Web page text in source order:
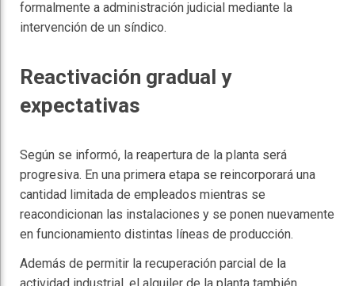
formalmente a administración judicial mediante la
intervención de un síndico.
Reactivación gradual y
expectativas
Según se informó, la reapertura de la planta será
progresiva. En una primera etapa se reincorporará una
cantidad limitada de empleados mientras se
reacondicionan las instalaciones y se ponen nuevamente
en funcionamiento distintas líneas de producción.
Además de permitir la recuperación parcial de la